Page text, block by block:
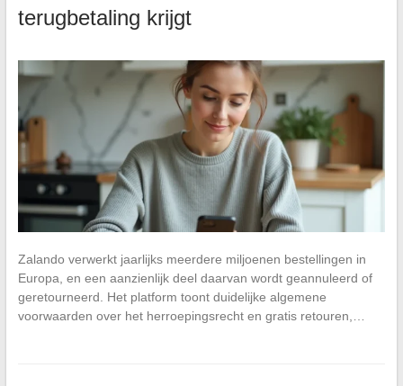
terugbetaling krijgt
Zalando verwerkt jaarlijks meerdere miljoenen bestellingen in
Europa, en een aanzienlijk deel daarvan wordt geannuleerd of
geretourneerd. Het platform toont duidelijke algemene
voorwaarden over het herroepingsrecht en gratis retouren,…